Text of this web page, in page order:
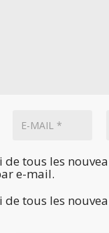
de tous les
e-mail.
de tous les